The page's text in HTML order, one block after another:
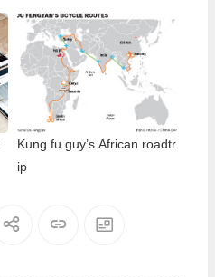
Kung fu guy’s African roadtr
ip